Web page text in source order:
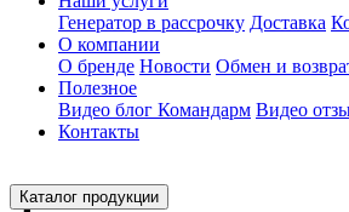
Генератор в рассрочку Доставка
О компании
О бренде Новости Обмен и
Полезное
Видео блог Командарм Видео
Контакты
Каталог продукции